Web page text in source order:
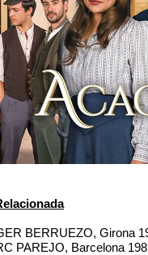
BERRUEZO, Girona
PAREJO, Barcelona